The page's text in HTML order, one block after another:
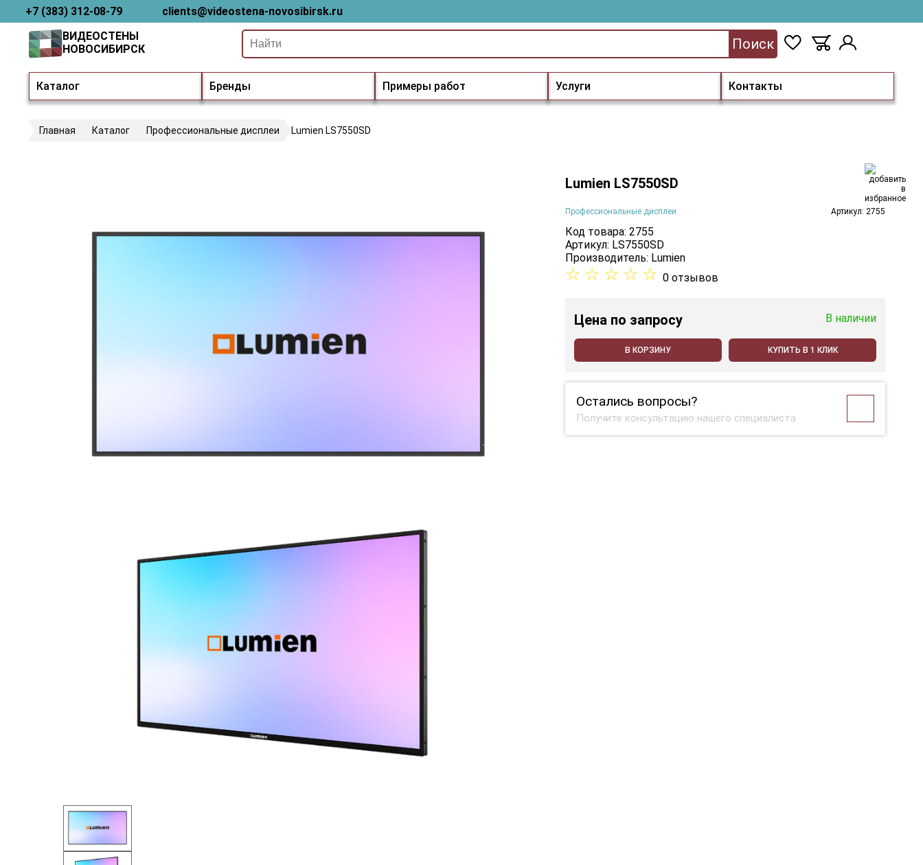
+7 (383) 312-08-79 clients@videostena-novosibirsk.ru
Каталог Бренды Примеры работ Услуги Контакты
ВИДЕОСТЕНЫ
НОВОСИБИРСК
Поиск
Главная Каталог Профессиональные дисплеи Lumien LS7550SD
Lumien LS7550SD
Профессиональные дисплеи Артикул: 2755
Код товара: 2755
Артикул: LS7550SD
Производитель: Lumien
☆ ☆ ☆ ☆ ☆ 0 отзывов
Цена по запросу В наличии
В КОРЗИНУ КУПИТЬ В 1 КЛИК
Остались вопросы?
Получите консультацию нашего специалиста